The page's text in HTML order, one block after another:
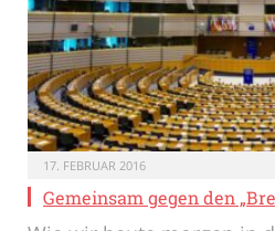
17. FEBRUAR 2016
Gemeinsam gegen den